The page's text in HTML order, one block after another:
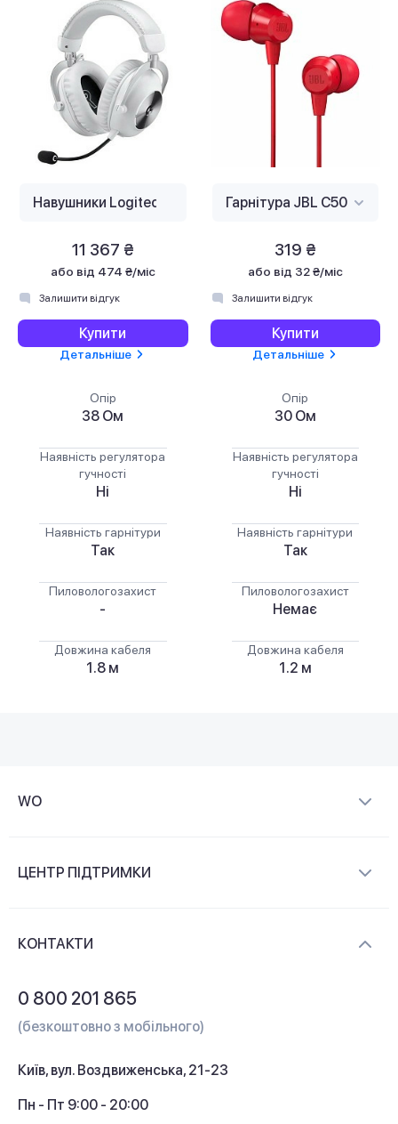
11 367 ₴
або від 474 ₴/міс
Залишити відгук
Купити
Детальніше
Опір
38 Ом
Наявність регулятора
гучності
Ні
Наявність гарнітури
Так
Пиловологозахист
-
Довжина кабеля
1.8 м
319 ₴
або від 32 ₴/міс
Залишити відгук
Купити
Детальніше
Опір
30 Ом
Наявність регулятора
гучності
Ні
Наявність гарнітури
Так
Пиловологозахист
Немає
Довжина кабеля
1.2 м
WO
Контакти
ЦЕНТР ПІДТРИМКИ
Кешбек
КОНТАКТИ
0 800 201 865
(безкоштовно з мобільного)
Київ, вул. Воздвиженська, 21-23
Пн - Пт 9:00 - 20:00